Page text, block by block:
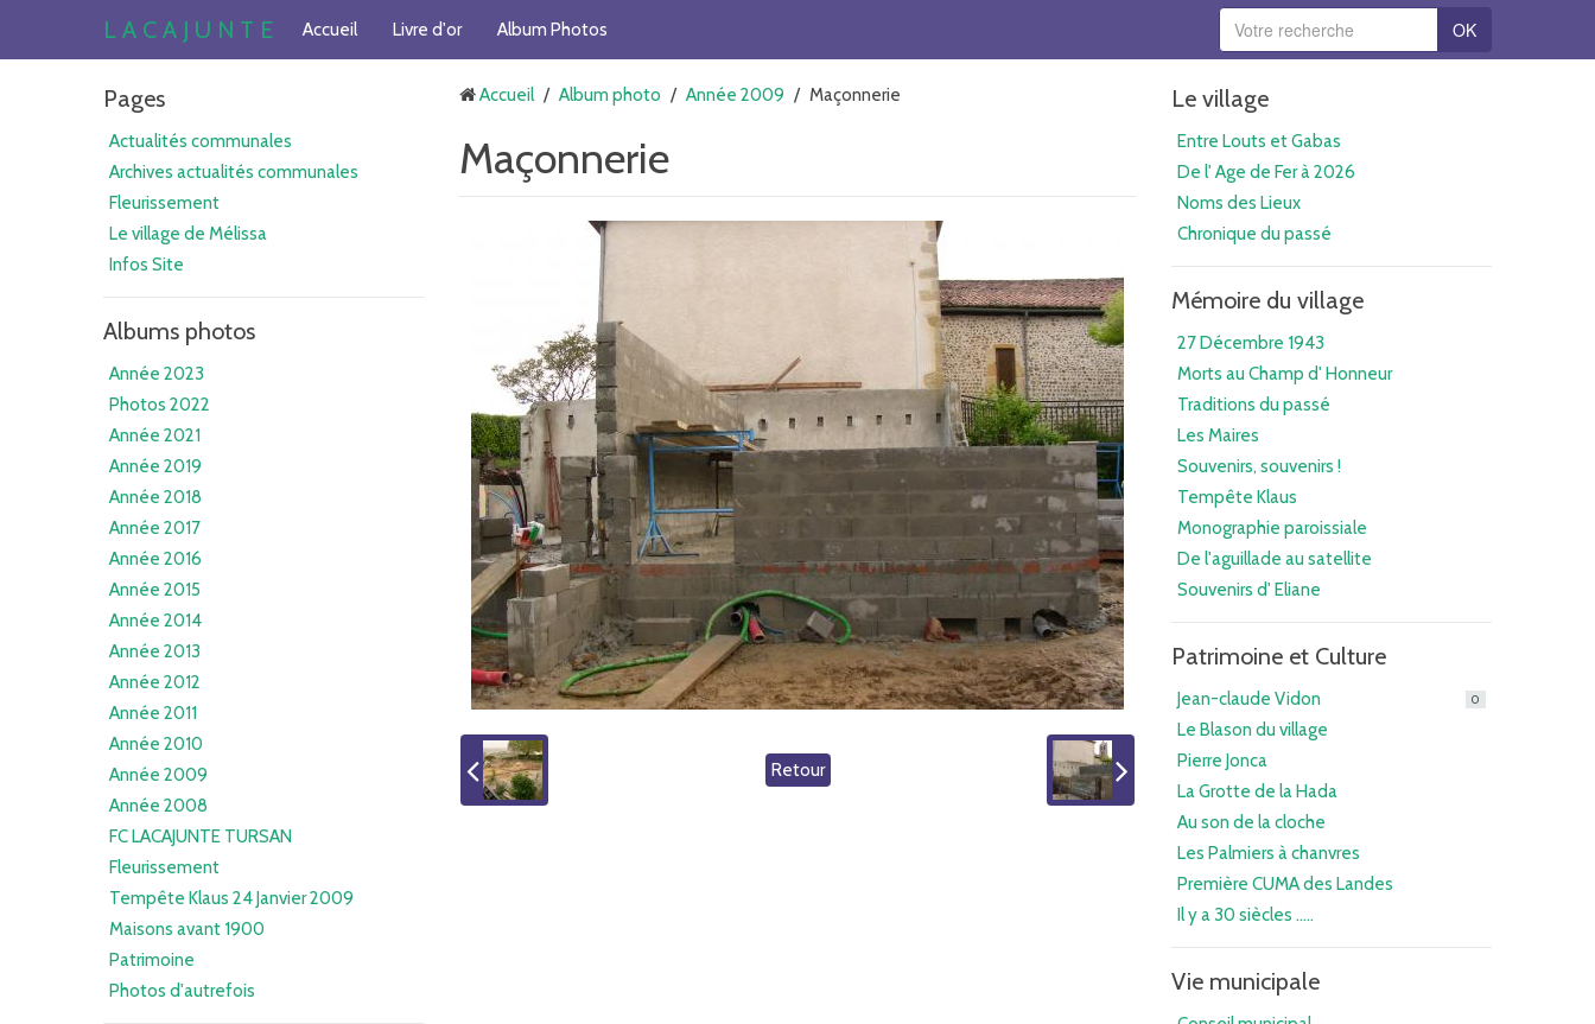
L A C A J U N T E Accueil Livre d'or Album Photos OK
Pages
Actualités communales
Archives actualités communales
Fleurissement
Le village de Mélissa
Infos Site
Albums photos
Année 2023
Photos 2022
Année 2021
Année 2019
Année 2018
Année 2017
Année 2016
Année 2015
Année 2014
Année 2013
Année 2012
Année 2011
Année 2010
Année 2009
Année 2008
FC LACAJUNTE TURSAN
Fleurissement
Tempête Klaus 24 Janvier 2009
Maisons avant 1900
Patrimoine
Photos d'autrefois
Accueil / Album photo / Année 2009 / Maçonnerie
Maçonnerie
Retour
Le village
Entre Louts et Gabas
De l' Age de Fer à 2026
Noms des Lieux
Chronique du passé
Mémoire du village
27 Décembre 1943
Morts au Champ d' Honneur
Traditions du passé
Les Maires
Souvenirs, souvenirs !
Tempête Klaus
Monographie paroissiale
De l'aguillade au satellite
Souvenirs d' Eliane
Patrimoine et Culture
Jean-claude Vidon 0
Le Blason du village
Pierre Jonca
La Grotte de la Hada
Au son de la cloche
Les Palmiers à chanvres
Première CUMA des Landes
Il y a 30 siècles .....
Vie municipale